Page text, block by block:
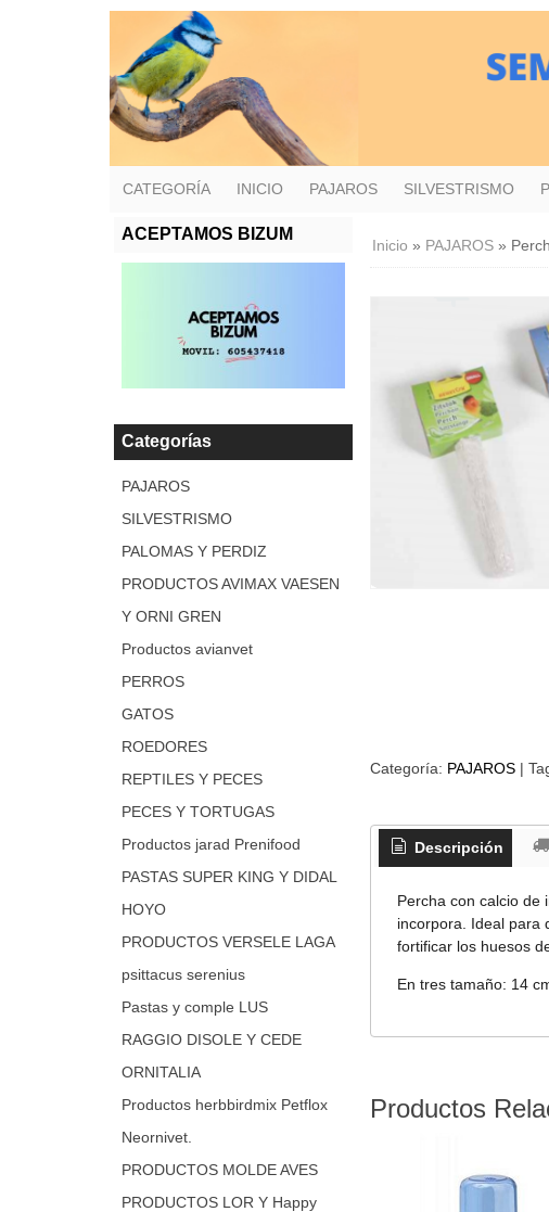
CATEGORÍA INICIO PAJAROS SILVESTRISMO
ACEPTAMOS BIZUM
Categorías
PAJAROS
SILVESTRISMO
PALOMAS Y PERDIZ
PRODUCTOS AVIMAX VAESEN
Y ORNI GREN
Productos avianvet
PERROS
GATOS
ROEDORES
REPTILES Y PECES
PECES Y TORTUGAS
Productos jarad Prenifood
PASTAS SUPER KING Y DIDAL
HOYO
PRODUCTOS VERSELE LAGA
psittacus serenius
Pastas y comple LUS
RAGGIO DISOLE Y CEDE
ORNITALIA
Productos herbbirdmix Petflox
Neornivet.
PRODUCTOS MOLDE AVES
PRODUCTOS LOR Y Happy
Inicio » PAJAROS»
Categoría: PAJAROS|
Descripción
Percha con calcio de
incorpora. Ideal para
fortificar los huesos
En tres tamaño: 14
Productos